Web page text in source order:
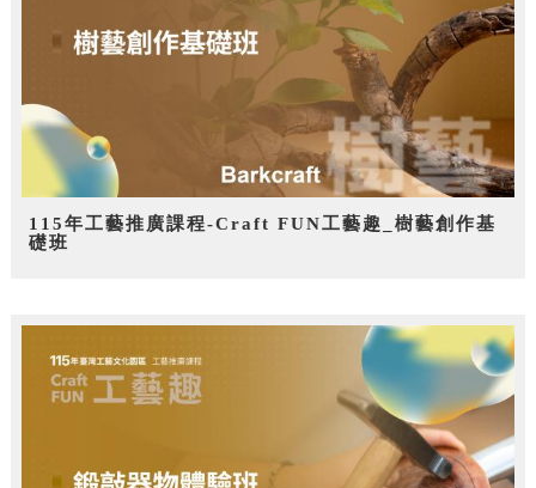
115年工藝推廣課程-Craft FUN工藝趣_樹藝創作基
礎班